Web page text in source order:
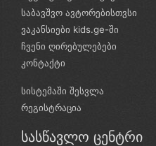
საბავშვო ავტორებისთვსი
ვაკანსიები kids.ge-ში
ჩვენი ღირებულებები
კონტაქტი
სისტემაში შესვლა
რეგისტრაცია
სასწავლო ცენტრი